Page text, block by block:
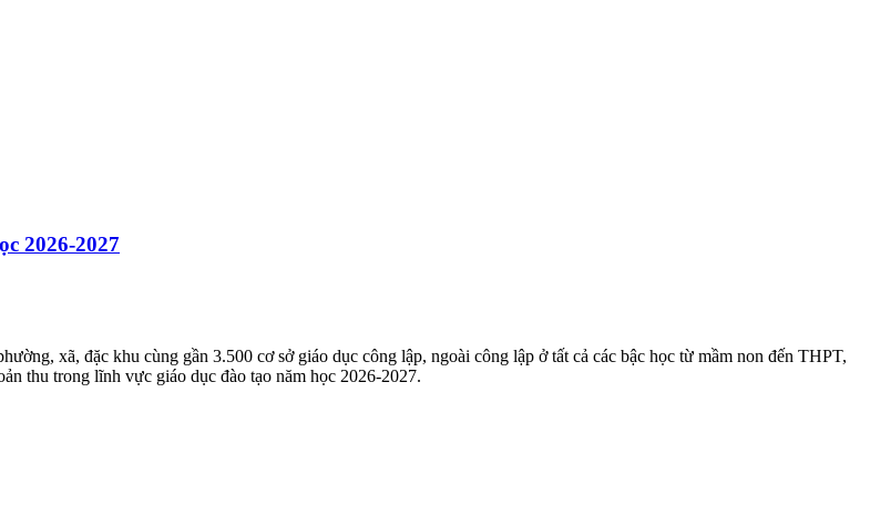
2026-2027
xã, đặc khu cùng gần 3.500 cơ sở giáo dục công lập, ngoài công lập ở tất cả các bậc học từ mầm non đến THPT,
thu trong lĩnh vực giáo dục đào tạo năm học 2026-2027.